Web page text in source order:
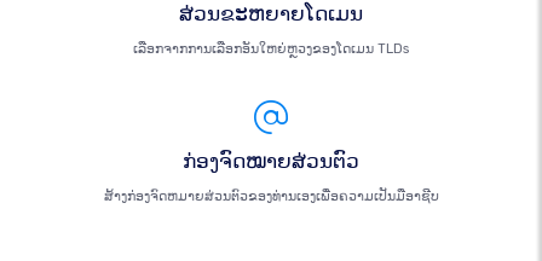
ສ່ວນຂະຫຍາຍໂດເມນ
ເລືອກຈາກການເລືອກອັນໃຫຍ່ຫຼວງຂອງໂດເມນ TLDs
ກ່ອງຈົດໝາຍສ່ວນຕົວ
ສ້າງກ່ອງຈົດຫມາຍສ່ວນຕົວຂອງທ່ານເອງເພື່ອຄວາມເປັນມືອາຊີບ